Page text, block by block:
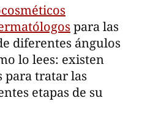
para las
diferentes ángulos
lo lees: existen
para tratar las
etapas de su